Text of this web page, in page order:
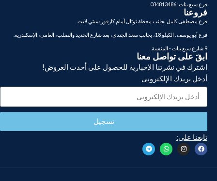
فرع سبع بنات: 034813486
فروعنا
فرع مصطفى كامل بجانب محطة توتال أمام كارفور سيتي لايت.
فرع أبو يوسف، الكيلو 18، بجانب سعد الجندي، بعد شارع الحديد والصلب، العامي، الإسكندرية.
9 شارع سبع بنات - المنشية.
ابقَ على تواصل معنا
اشترك في نشرتنا الإخبارية للحصول على أحدث العروض!
أدخل بريدك الإلكترونى
تسجيل
تابعنا على: